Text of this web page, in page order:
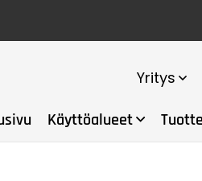
Yritys
Käyttöalueet